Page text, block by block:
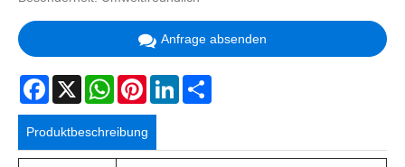
Anfrage absenden
Facebook
X WhatsAppPinterestLinkedIn
Produktbeschreibung